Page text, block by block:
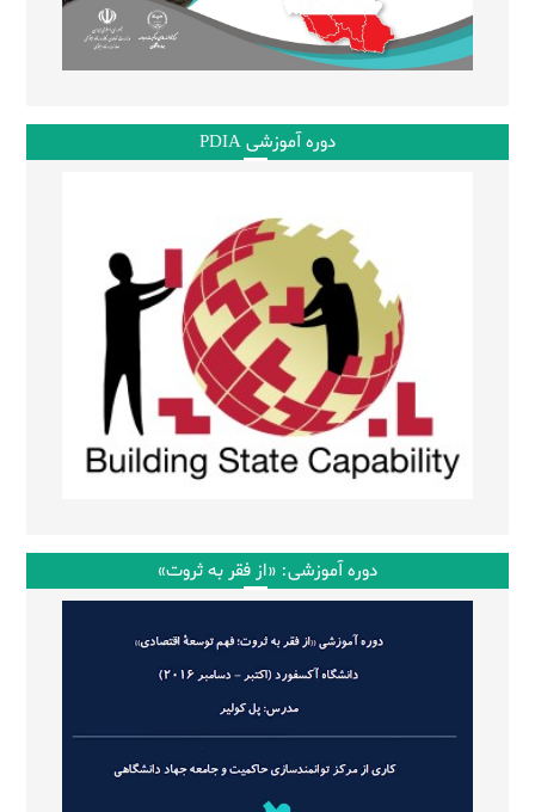
دوره آموزشی PDIA
دوره آموزشی: «از فقر به ثروت»